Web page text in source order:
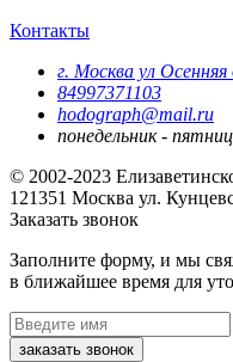
Контакты
г. Москва ул Осенняя
84997371103
hodograph@mail.ru
понедельник -
© 2002-2023
121351 Москва ул.
Заказать звонок
Заполните форму, и мы
в ближайшее время для